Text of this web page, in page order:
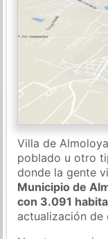
Villa de
poblado u otro
donde la gente
Municipio de
con 3.091
actualización de